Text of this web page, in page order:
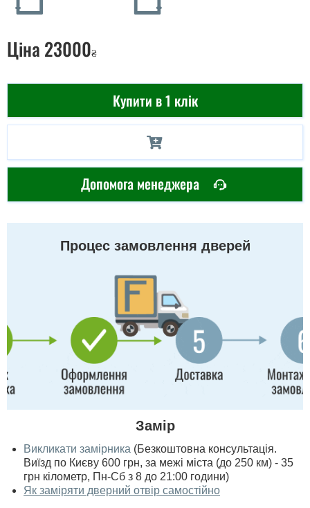
Ціна 23000₴
Купити в 1 клік
Допомога менеджера
Процес замовлення дверей
Замір
Викликати замірника (Безкоштовна консультація.
Виїзд по Києву 600 грн, за межі міста (до 250 км) - 35
грн кілометр, Пн-Сб з 8 до 21:00 години)
Як заміряти дверний отвір самостійно